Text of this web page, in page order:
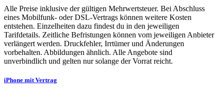
Alle Preise inklusive der gültigen Mehrwertsteuer. Bei Abschluss
eines Mobilfunk- oder DSL-Vertrags können weitere Kosten
entstehen. Einzelheiten dazu findest du in den jeweiligen
Tarifdetails. Zeitliche Befristungen können vom jeweiligen Anbieter
verlängert werden. Druckfehler, Irrtümer und Änderungen
vorbehalten. Abbildungen ähnlich. Alle Angebote sind
unverbindlich und gelten nur solange der Vorrat reicht.
iPhone mit Vertrag